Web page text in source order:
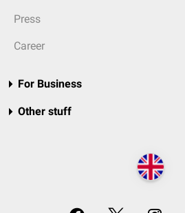
Press
Career
For Business
Other stuff